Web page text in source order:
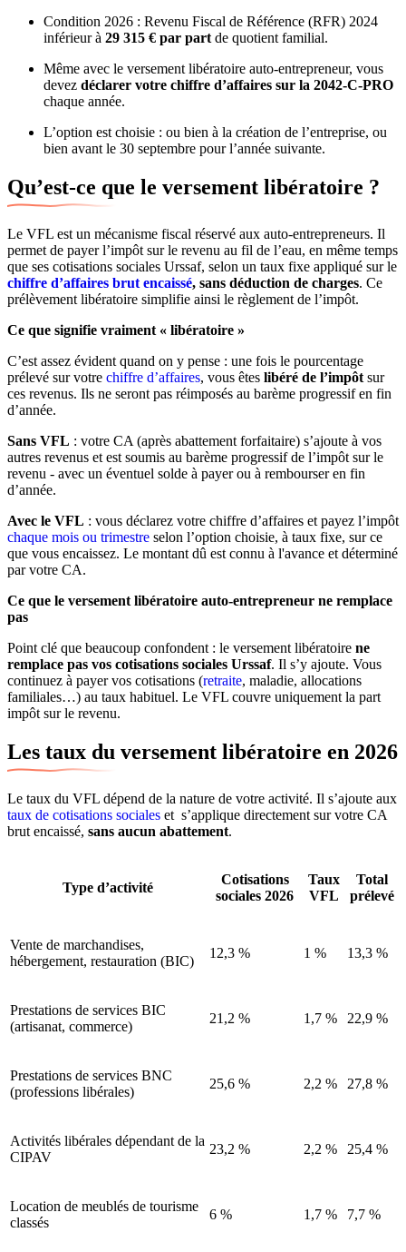
Condition 2026 : Revenu Fiscal de Référence (RFR) 2024
inférieur à 29 315 € par partde quotient familial.
Même avec le versement libératoire auto-entrepreneur, vous
devez déclarer votre chiffre d’affaires sur la 2042-C-PRO
chaque année.
L’option est choisie : ou bien à la création de l’entreprise, ou
bien avant le 30 septembre pour l’année suivante.
Qu’est-ce que le versement libératoire ?
Le VFL est un mécanisme fiscal réservé aux auto-entrepreneurs. Il
permet de payer l’impôt sur le revenu au fil de l’eau, en même temps
que ses cotisations sociales Urssaf, selon un taux fixe appliqué sur le
chiffre d’affaires brut encaissé, sans déduction de charges. Ce
prélèvement libératoire simplifie ainsi le règlement de l’impôt.
Ce que signifie vraiment « libératoire »
C’est assez évident quand on y pense : une fois le pourcentage
prélevé sur votre chiffre d’affaires, vous êtes libéré de l’impôt sur
ces revenus. Ils ne seront pas réimposés au barème progressif en fin
d’année.
Sans VFL : votre CA (après abattement forfaitaire) s’ajoute à vos
autres revenus et est soumis au barème progressif de l’impôt sur le
revenu - avec un éventuel solde à payer ou à rembourser en fin
d’année.
Avec le VFL : vous déclarez votre chiffre d’affaires et payez l’impôt
chaque mois ou trimestre selon l’option choisie, à taux fixe, sur ce
que vous encaissez. Le montant dû est connu à l'avance et déterminé
par votre CA.
Ce que le versement libératoire auto-entrepreneur ne remplace
pas
Point clé que beaucoup confondent : le versement libératoire ne
remplace pas vos cotisations sociales Urssaf. Il s’y ajoute. Vous
continuez à payer vos cotisations (retraite, maladie, allocations
familiales…) au taux habituel. Le VFL couvre uniquement la part
impôt sur le revenu.
Les taux du versement libératoire en 2026
Le taux du VFL dépend de la nature de votre activité. Il s’ajoute aux
taux de cotisations sociales et s’applique directement sur votre CA
brut encaissé, sans aucun abattement.
Type d’activité
Cotisations
sociales 2026
Taux
VFL
Total
prélevé
Vente de marchandises,
hébergement, restauration (BIC)
12,3 % 1 % 13,3 %
Prestations de services BIC
(artisanat, commerce)
21,2 % 1,7 % 22,9 %
Prestations de services BNC
(professions libérales)
25,6 % 2,2 % 27,8 %
Activités libérales dépendant de la
CIPAV
23,2 % 2,2 % 25,4 %
Location de meublés de tourisme
classés
6 % 1,7 % 7,7 %